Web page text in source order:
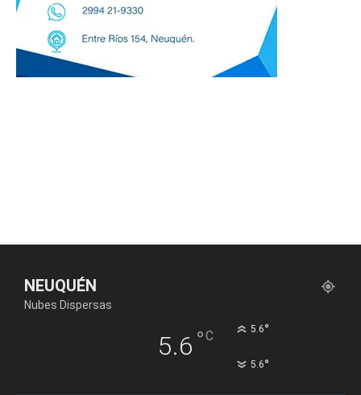
NEUQUÉN
Nubes Dispersas
5.6 °C 5.6°
5.6°